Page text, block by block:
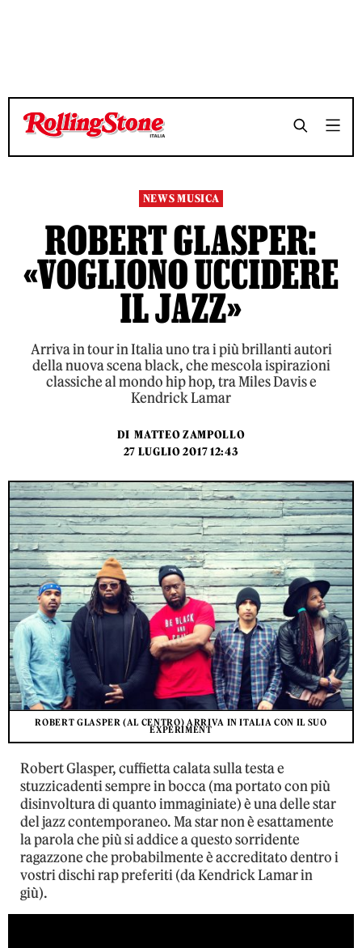
TEMPO DI LETTURA 4 MINUTI SHARE
TEMPO DI LETTURA 4 MINUTI SHARE
NEWS MUSICA
ROBERT GLASPER:
«VOGLIONO UCCIDERE
IL JAZZ»
Arriva in tour in Italia uno tra i più brillanti autori
della nuova scena black, che mescola ispirazioni
classiche al mondo hip hop, tra Miles Davis e
Kendrick Lamar
DI MATTEO ZAMPOLLO
27 LUGLIO 2017 12:43
ROBERT GLASPER (AL CENTRO) ARRIVA IN ITALIA CON IL SUO
EXPERIMENT
Robert Glasper, cuffietta calata sulla testa e
stuzzicadenti sempre in bocca (ma portato con più
disinvoltura di quanto immaginiate) è una delle star
del jazz contemporaneo. Ma star non è esattamente
la parola che più si addice a questo sorridente
ragazzone che probabilmente è accreditato dentro i
vostri dischi rap preferiti (da Kendrick Lamar in
giù).